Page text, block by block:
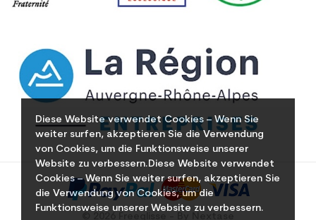
Diese Website verwendet Cookies – Wenn Sie
weiter surfen, akzeptieren Sie die Verwendung
von Cookies, um die Funktionsweise unserer
Website zu verbessern.Diese Website verwendet
Cookies – Wenn Sie weiter surfen, akzeptieren Sie
die Verwendung von Cookies, um die
Funktionsweise unserer Website zu verbessern.